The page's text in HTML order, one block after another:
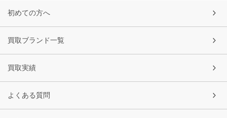
初めての方へ
買取ブランド一覧
買取実績
よくある質問